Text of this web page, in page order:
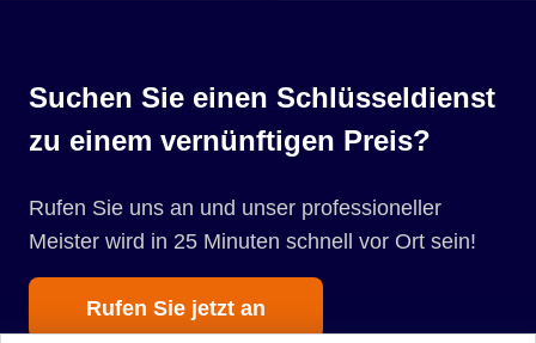
Suchen Sie einen Schlüsseldienst
zu einem vernünftigen Preis?
Rufen Sie uns an und unser professioneller
Meister wird in 25 Minuten schnell vor Ort sein!
Rufen Sie jetzt an